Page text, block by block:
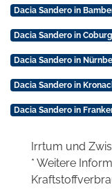
Dacia Sandero in
Dacia Sandero in
Dacia Sandero in
Dacia Sandero in
Dacia Sandero in
Irrtum und
* Weitere